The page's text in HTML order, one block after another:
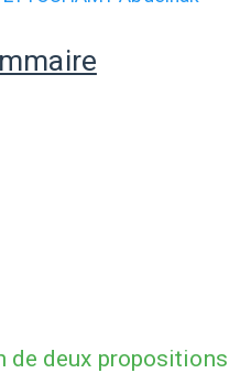
deux propositions